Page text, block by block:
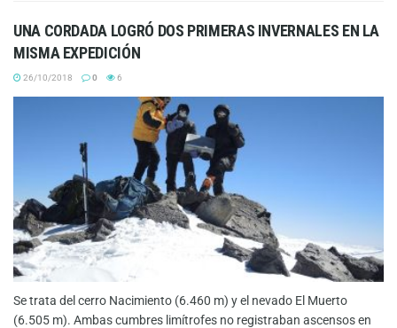
UNA CORDADA LOGRÓ DOS PRIMERAS INVERNALES EN LA
MISMA EXPEDICIÓN
26/10/2018 0 6
Se trata del cerro Nacimiento (6.460 m) y el nevado El Muerto
(6.505 m). Ambas cumbres limítrofes no registraban ascensos en